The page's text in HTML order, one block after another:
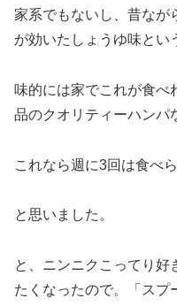
家系でもないし、昔なが
が効いたしょうゆ味とい
味的には家でこれが食べ
品のクオリティーハンパ
これなら週に3回は食べら
と思いました。
と、ニンニクこってり好
たくなったので。「スプ